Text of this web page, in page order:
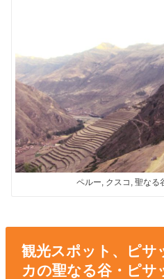
ペルー, クスコ, 聖なる
観光スポット、ピサ
カの聖なる谷・ピサ